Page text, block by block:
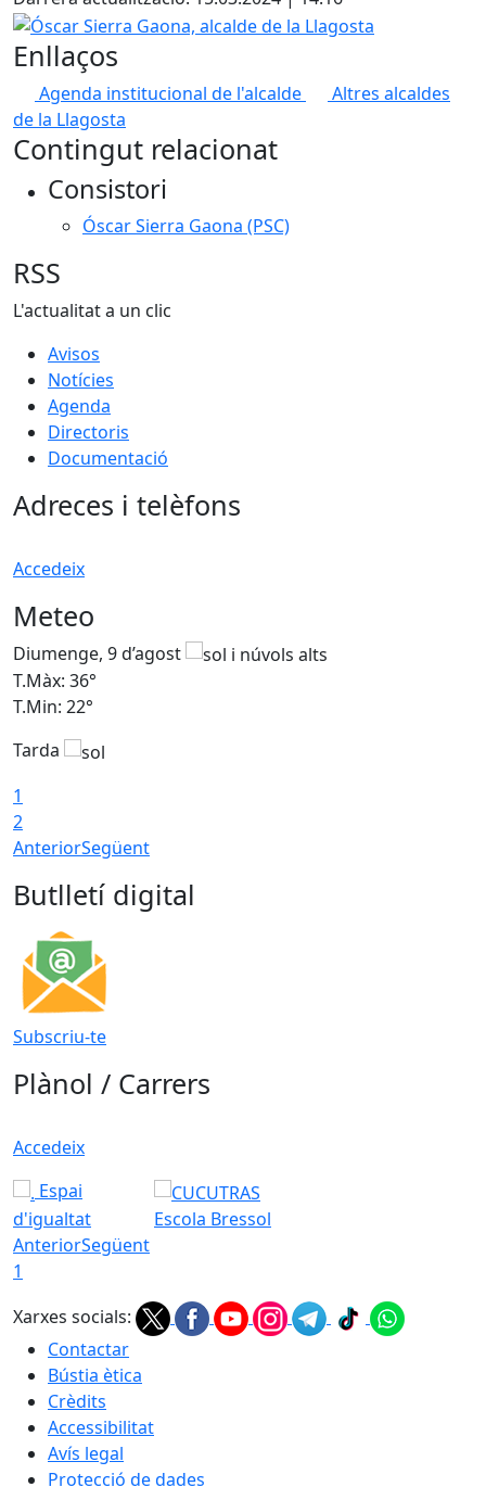
Óscar Sierra Gaona, alcalde de la Llagosta
Enllaços
Agenda institucional de l'alcalde
Altres alcaldes
de la Llagosta
Contingut relacionat
Consistori
Óscar Sierra Gaona (PSC)
RSS
L'actualitat a un clic
Avisos
Notícies
Agenda
Directoris
Documentació
Adreces i telèfons
Accedeix
Meteo
Diumenge, 9 d’agost
T.Màx: 36°
T.Min: 22°
Tarda
1
2
AnteriorSegüent
Butlletí digital
Subscriu-te
Plànol / Carrers
Accedeix
Espai
d'igualtat
Escola Bressol
AnteriorSegüent
1
Xarxes socials:
Contactar
Bústia ètica
Crèdits
Accessibilitat
Avís legal
Protecció de dades